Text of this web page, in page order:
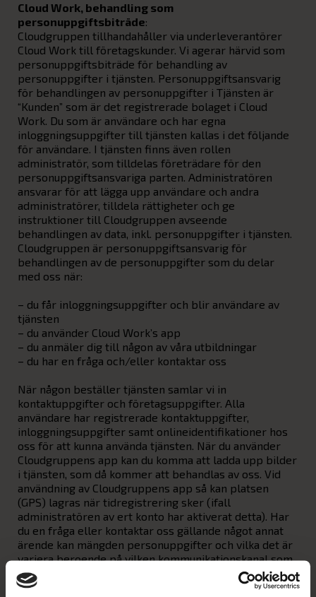
Cloud Work, behandling som
personuppgiftsbiträde:
Cloudgruppen tillhandahåller via underleverantörer
Cloud Work till företagskunder. Vi agerar härvid som
personuppgiftsbiträde för behandling av
personuppgifter i tjänsten. Personuppgiftsansvarig
för behandlingen av personuppgifter i Tjänsten är
“Kunden” som är det registrerade bolaget i Cloud
Work. Du som är användare och har egna
inloggningsuppgifter till tjänsten kallas i det följande
för användare. I tjänsten finns även rollen
administratör, som tilldelas företrädare för den
personuppgiftsansvariga parten. Administratören
ansvarar för att lägga upp användare och andra
administratörer, tilldela rättigheter och ge
instruktioner till Cloudgruppen avseende
behandlingen av data, inkl. personuppgifter i tjänsten.
Cloudgruppen är personuppgiftsansvarig för
behandlingen av de personuppgifter som du delar
med oss när:
– du får inloggningsuppgifter och blir användare av
tjänsten
– du använder Cloud Work’s app
– du anmäler dig till någon av våra utbildningar
– du har en fråga och/eller kontaktar oss
När någon beställer tjänsten samlar vi in
kontaktuppgifter och företagsuppgifter. Alla
användare har registrerade kontaktuppgifter,
inloggningsuppgifter samt onlineidentifikationer hos
oss för att kunna använda tjänsten. När du använder
Cloudgruppens app kan du komma att ladda upp bilder
i tjänsten, som då kommer att behandlas av oss. Vid
användning av Cloudgruppens app så kan platsen
(GPS) lagras när tidregistrering sker (ifall
administratören av ert konto har aktiverat detta). Har
du en fråga eller kontaktar oss gällande något annat
ärende kan mängden personuppgifter och vilka det är
variera beroende på vilken kommunikationskanal som
används. Kategorier av personuppgifter är oftast
kontaktuppgifter, onlineidentifikationer,